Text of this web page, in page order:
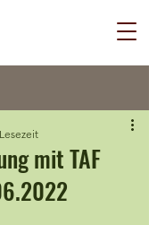
mit TAF